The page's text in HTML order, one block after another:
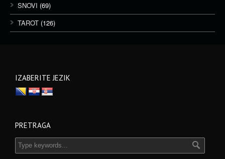
SNOVI (69)
TAROT (126)
IZABERITE JEZIK
PRETRAGA